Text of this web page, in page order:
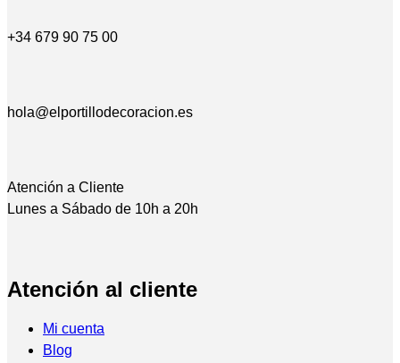
+34 679 90 75 00
hola@elportillodecoracion.es
Atención a Cliente
Lunes a Sábado de 10h a 20h
Atención al cliente
Mi cuenta
Blog